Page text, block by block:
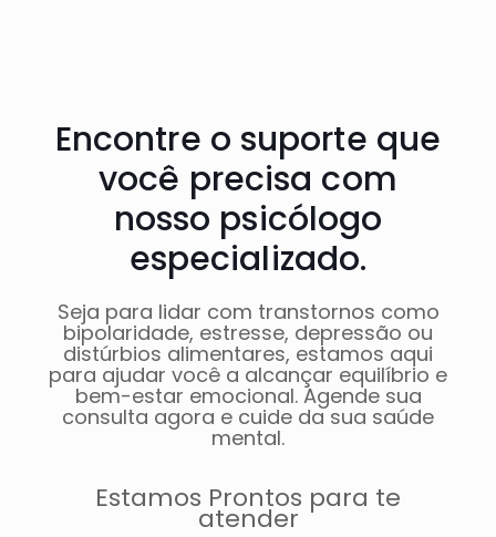
Encontre o suporte que
você precisa com
nosso psicólogo
especializado.
Seja para lidar com transtornos como
bipolaridade, estresse, depressão ou
distúrbios alimentares, estamos aqui
para ajudar você a alcançar equilíbrio e
bem-estar emocional. Agende sua
consulta agora e cuide da sua saúde
mental.
Estamos Prontos para te
atender